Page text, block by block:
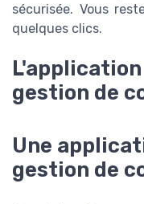
sécurisée. Vous
quelques clics.
L'application
gestion de
Une
gestion de